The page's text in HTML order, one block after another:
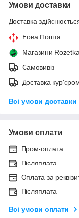
Умови доставки
Доставка
Нова Пошта
Магазини Rozetka
Самовивіз
Доставка кур'єром
Всі умови доставки
Умови оплати
Пром-оплата
Післяплата
Оплата за
Післяплата
Всі умови оплати